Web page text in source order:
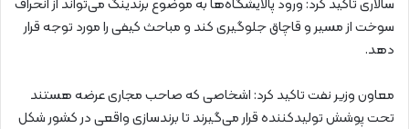
سالاری تاکید کرد: ورود پالایشگاه‌ها به موضوع برندینگ می‌تواند از انحراف
سوخت از مسیر و قاچاق جلوگیری کند و مباحث کیفی را مورد توجه قرار
دهد.
معاون وزیر نفت تاکید کرد: اشخاصی که صاحب مجاری عرضه هستند
تحت پوشش تولیدکننده قرار می‌گیرند تا برندسازی واقعی در کشور شکل